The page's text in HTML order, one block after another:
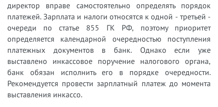
директор вправе самостоятельно определять порядок
платежей. Зарплата и налоги относятся к одной - третьей -
очереди по статье 855 ГК РФ, поэтому приоритет
определяется календарной очередностью поступления
платежных документов в банк. Однако если уже
выставлено инкассовое поручение налогового органа,
банк обязан исполнить его в порядке очередности.
Рекомендуется провести зарплатный платеж до момента
выставления инкассо.